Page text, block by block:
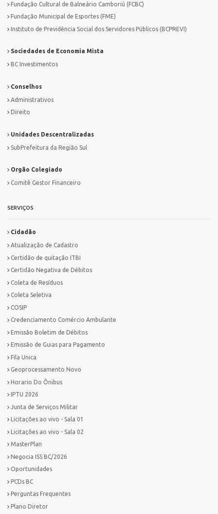
Fundação Cultural de Balneário Camboriú (FCBC)
Fundação Municipal de Esportes (FME)
Instituto de Previdência Social dos Servidores Públicos (BCPREVI)
Sociedades de Economia Mista
BC Investimentos
Conselhos
Administrativos
Direito
Unidades Descentralizadas
SubPrefeitura da Região Sul
Orgão Colegiado
Comitê Gestor Financeiro
SERVIÇOS
Cidadão
Atualização de Cadastro
Certidão de quitação ITBI
Certidão Negativa de Débitos
Coleta de Resíduos
Coleta Seletiva
COSIP
Credenciamento Comércio Ambulante
Emissão Boletim de Débitos
Emissão de Guias para Pagamento
Fila Unica
Geoprocessamento Novo
Horario Do Ônibus
IPTU 2026
Junta de Serviços Militar
Licitações ao vivo - Sala 01
Licitações ao vivo - Sala 02
MasterPlan
Negocia ISS BC/2026
Oportunidades
PCDs BC
Perguntas Frequentes
Plano Diretor